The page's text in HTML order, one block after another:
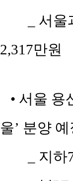
_ 서
2,317만원
• 서울 용
울’ 분양
_ 지